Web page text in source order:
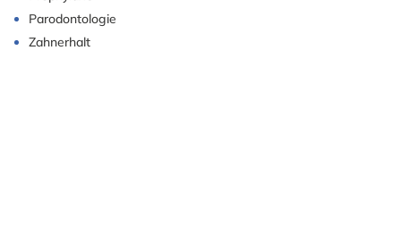
Parodontologie
Zahnerhalt